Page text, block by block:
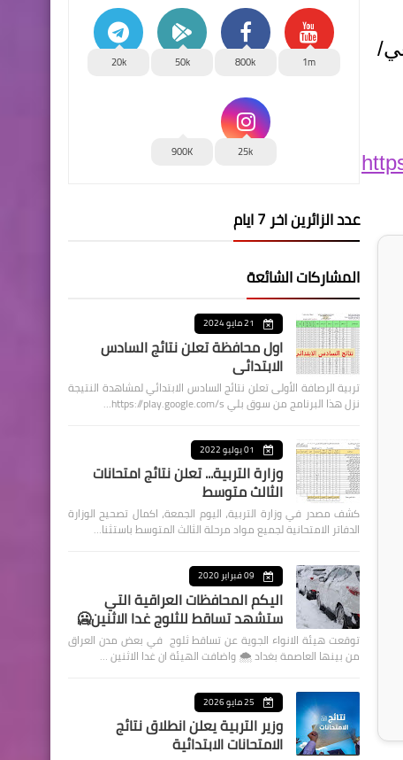
جامعي/
1m
800k
50k
20k
25k
900K
عدد الزائرين اخر 7 ايام
المشاركات الشائعة
21 مايو 2024
اول محافظة تعلن نتائج السادس
الابتدائي
تربية الرصافة الأولى تعلن نتائج السادس الابتدائي لمشاهدة النتيجة
نزل هذا البرنامج من سوق بلي https://play.google.com/s…
01 يوليو 2022
وزارة التربية... تعلن نتائج امتحانات
الثالث متوسط
كشف مصدر في وزارة التربية، اليوم الجمعة، اكمال تصحيح الوزارة
الدفاتر الامتحانية لجميع مواد مرحلة الثالث المتوسط باستثنا…
09 فبراير 2020
اليكم المحافظات العراقية التي
ستشهد تساقط للثلوج غدا الاثنين🥶
توقعت هيئة الانواء الجوية عن تساقط ثلوج في بعض مدن العراق
من بينها العاصمة بغداد ⁦🌨️⁩ واضافت الهيئة ان غدا الاثنين …
25 مايو 2026
وزير التربية يعلن انطلاق نتائج
الامتحانات الابتدائية